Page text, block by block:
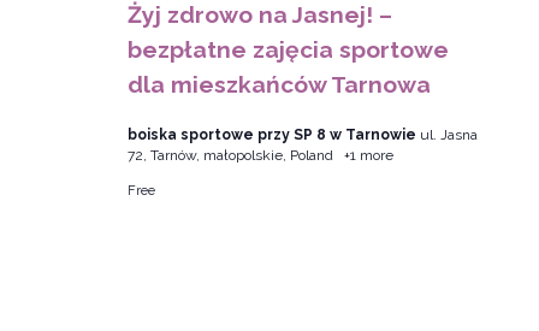
Żyj zdrowo na Jasnej! –
bezpłatne zajęcia sportowe
dla mieszkańców Tarnowa
boiska sportowe przy SP 8 w Tarnowie ul. Jasna
72, Tarnów, małopolskie, Poland
+1 more
Free